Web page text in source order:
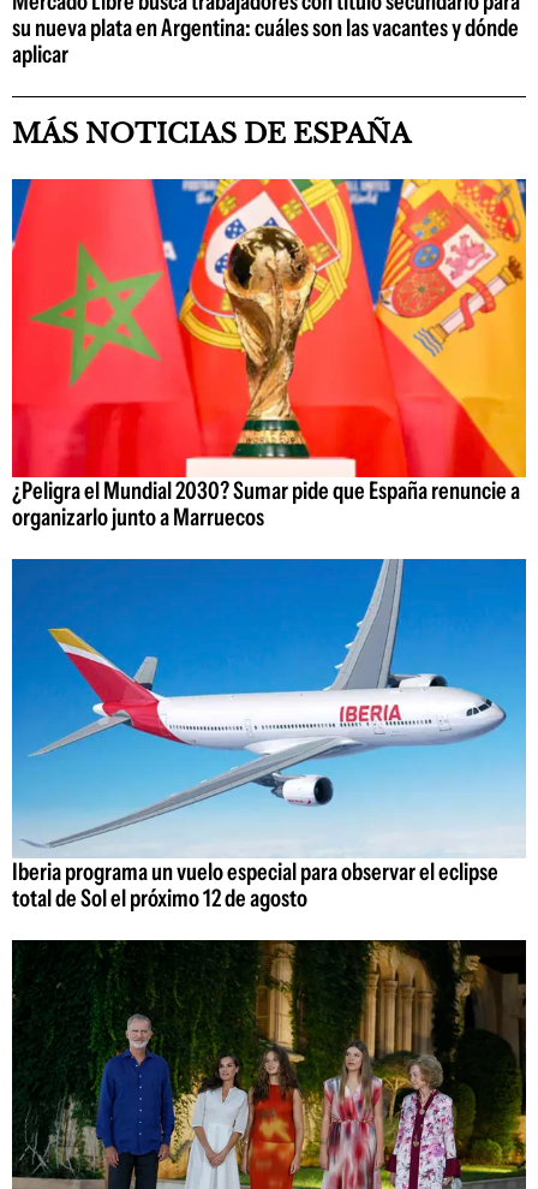
su nueva plata en Argentina: cuáles son las vacantes y dónde
aplicar
MÁS NOTICIAS DE ESPAÑA
¿Peligra el Mundial 2030? Sumar pide que España renuncie a
organizarlo junto a Marruecos
Iberia programa un vuelo especial para observar el eclipse
total de Sol el próximo 12 de agosto